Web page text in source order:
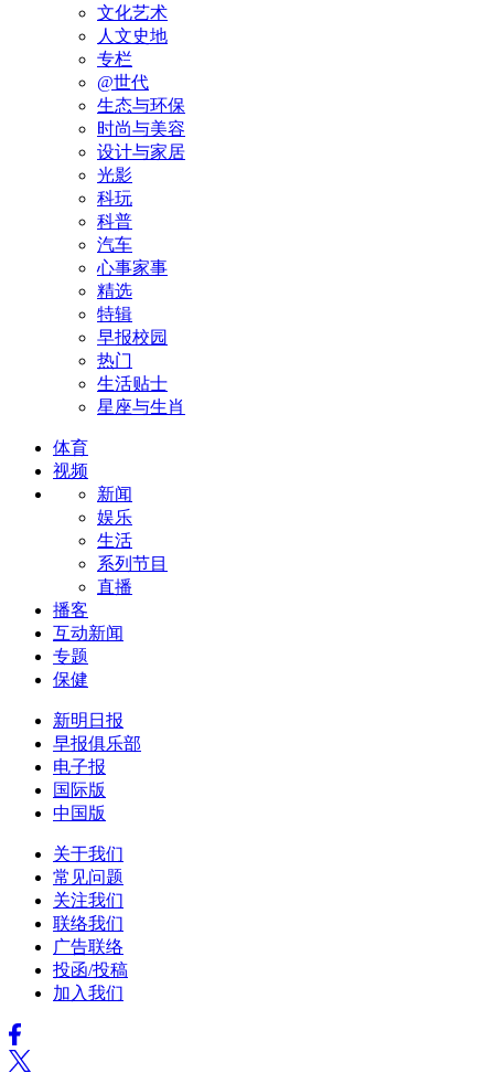
文化艺术
人文史地
专栏
@世代
生态与环保
时尚与美容
设计与家居
光影
科玩
科普
汽车
心事家事
精选
特辑
早报校园
热门
生活贴士
星座与生肖
体育
视频
新闻
娱乐
生活
系列节目
直播
播客
互动新闻
专题
保健
新明日报
早报俱乐部
电子报
国际版
中国版
关于我们
常见问题
关注我们
联络我们
广告联络
投函/投稿
加入我们